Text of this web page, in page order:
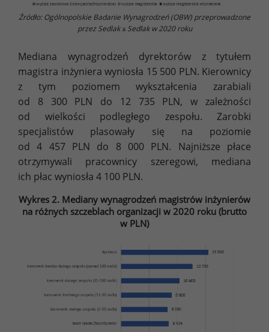
Źródło: Ogólnopolskie Badanie Wynagrodzeń (OBW) przeprowadzone
przez Sedlak &Sedlak w 2020 roku
Mediana wynagrodzeń dyrektorów z tytułem
magistra inżyniera wyniosła 15 500 PLN. Kierownicy
z tym poziomem wykształcenia zarabiali
od 8 300 PLN do 12 735 PLN, w zależności
od wielkości podległego zespołu. Zarobki
specjalistów plasowały się na poziomie
od 4 457 PLN do 8 000 PLN. Najniższe płace
otrzymywali pracownicy szeregowi, mediana
ich płac wyniosła 4 100 PLN.
Wykres 2. Mediany wynagrodzeń magistrów inżynierów
na różnych szczeblach organizacji w 2020 roku (brutto
w PLN)